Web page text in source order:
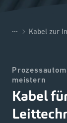
... Kabel zur
meistern
Kabel